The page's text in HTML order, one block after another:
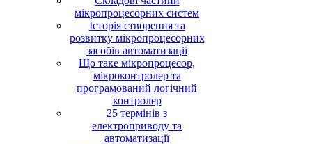
мікропроцесорних систем
Історія створення та
розвитку мікропроцесорних
засобів автоматизації
Що таке мікропроцесор,
мікроконтролер та
програмований логічний
контролер
25 термінів з
електроприводу та
автоматизації